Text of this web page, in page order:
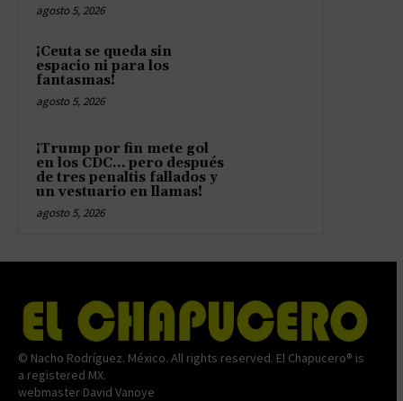
agosto 5, 2026
¡Ceuta se queda sin
espacio ni para los
fantasmas!
agosto 5, 2026
¡Trump por fin mete gol
en los CDC… pero después
de tres penaltis fallados y
un vestuario en llamas!
agosto 5, 2026
© Nacho Rodríguez. México. All rights reserved. El Chapucero® is
a registered MX.
webmaster David Vanoye